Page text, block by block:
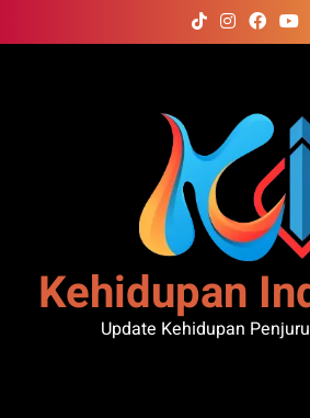
to
Kehidupan
Update Kehidupan